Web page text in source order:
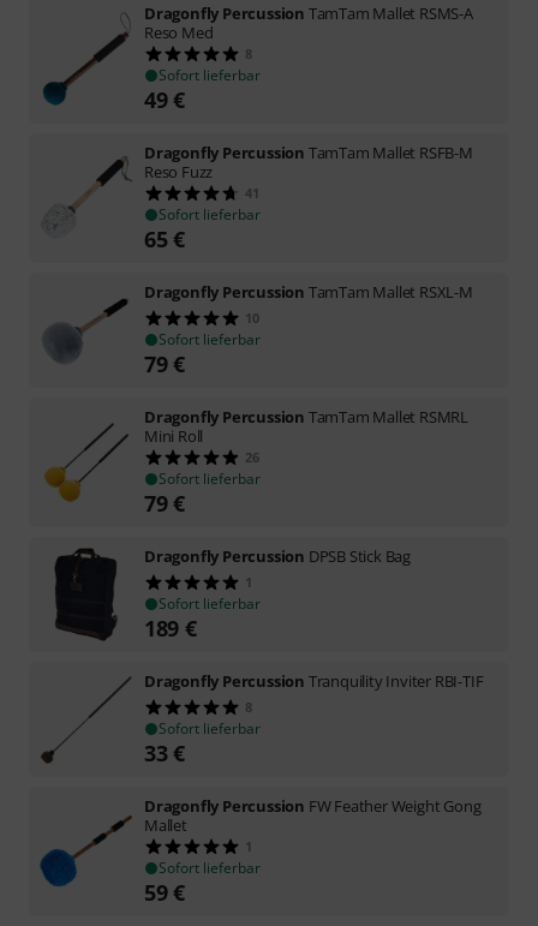
Dragonfly Percussion TamTam Mallet RSMS-A
Reso Med
8
Sofort lieferbar
49€
Dragonfly Percussion TamTam Mallet RSFB-M
Reso Fuzz
41
Sofort lieferbar
65€
Dragonfly Percussion TamTam Mallet RSXL-M
10
Sofort lieferbar
79€
Dragonfly Percussion TamTam Mallet RSMRL
Mini Roll
26
Sofort lieferbar
79€
Dragonfly Percussion DPSB Stick Bag
1
Sofort lieferbar
189 €
Dragonfly Percussion Tranquility Inviter RBI-TIF
8
Sofort lieferbar
33€
Dragonfly Percussion FW Feather Weight Gong
Mallet
1
Sofort lieferbar
59€